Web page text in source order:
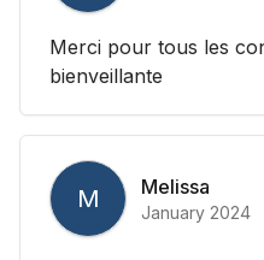
Merci pour tous les
bienveillante
M Melissa
January 2024